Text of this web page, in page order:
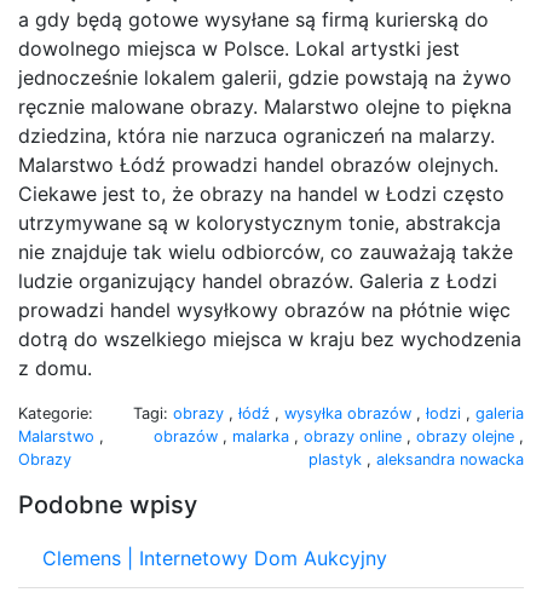
a gdy będą gotowe wysyłane są firmą kurierską do
dowolnego miejsca w Polsce. Lokal artystki jest
jednocześnie lokalem galerii, gdzie powstają na żywo
ręcznie malowane obrazy. Malarstwo olejne to piękna
dziedzina, która nie narzuca ograniczeń na malarzy.
Malarstwo Łódź prowadzi handel obrazów olejnych.
Ciekawe jest to, że obrazy na handel w Łodzi często
utrzymywane są w kolorystycznym tonie, abstrakcja
nie znajduje tak wielu odbiorców, co zauważają także
ludzie organizujący handel obrazów. Galeria z Łodzi
prowadzi handel wysyłkowy obrazów na płótnie więc
dotrą do wszelkiego miejsca w kraju bez wychodzenia
z domu.
Kategorie:
Malarstwo ,
Obrazy
Tagi: obrazy , łódź , wysyłka obrazów , łodzi , galeria
obrazów , malarka , obrazy online , obrazy olejne ,
plastyk , aleksandra nowacka
Podobne wpisy
Clemens | Internetowy Dom Aukcyjny